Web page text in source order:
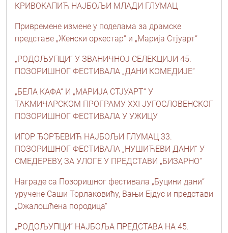
КРИВОКАПИЋ НАЈБОЉИ МЛАДИ ГЛУМАЦ
Привремене измене у поделама за драмске
представе „Женски оркестар“ и „Марија Стјуарт“
„РОДОЉУПЦИ“ У ЗВАНИЧНОЈ СЕЛЕКЦИЈИ 45.
ПОЗОРИШНОГ ФЕСТИВАЛА „ДАНИ КОМЕДИЈЕ“
„БЕЛА КАФА“ И „МАРИЈА СТЈУАРТ“ У
ТАКМИЧАРСКОМ ПРОГРАМУ XXI ЈУГОСЛОВЕНСКОГ
ПОЗОРИШНОГ ФЕСТИВАЛА У УЖИЦУ
ИГОР ЂОРЂЕВИЋ НАЈБОЉИ ГЛУМАЦ 33.
ПОЗОРИШНОГ ФЕСТИВАЛА „НУШИЋЕВИ ДАНИ“ У
СМЕДЕРЕВУ, ЗА УЛОГЕ У ПРЕДСТАВИ „БИЗАРНО“
Награде са Позоришног фестивала „Буцини дани“
уручене Саши Торлаковићу, Вањи Ејдус и представи
„Ожалошћена породица“
„РОДОЉУПЦИ“ НАЈБОЉА ПРЕДСТАВА НА 45.